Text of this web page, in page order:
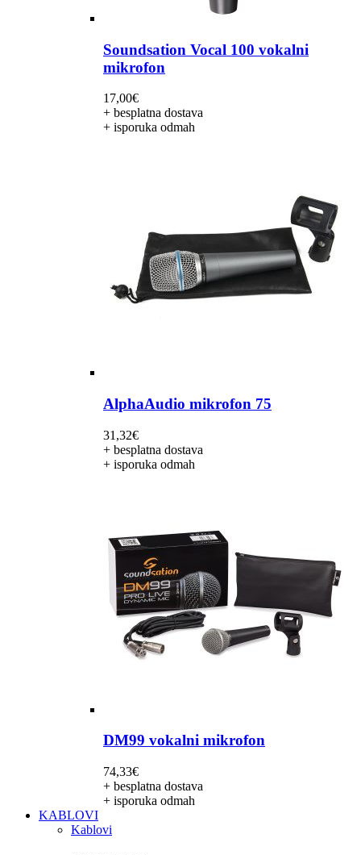
Soundsation Vocal 100 vokalni
mikrofon
17,00€
+ besplatna dostava
+ isporuka odmah
AlphaAudio mikrofon 75
31,32€
+ besplatna dostava
+ isporuka odmah
DM99 vokalni mikrofon
74,33€
+ besplatna dostava
+ isporuka odmah
KABLOVI
Kablovi